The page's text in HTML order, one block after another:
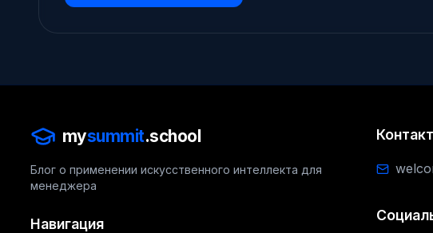
mysummit.school
Блог о применении искусственного интеллекта для
менеджера
Навигация